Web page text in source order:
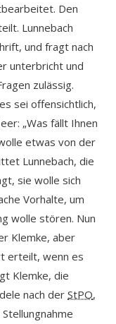
Den
Lunnebach
und fragt nach
unterbricht und
zulässig.
sei offensichtlich,
„Was fällt Ihnen
etwas von der
Lunnebach, die
sie wolle sich
Vorhalte, um
wolle stören. Nun
Klemke, aber
erteilt, wenn es
Klemke, die
nach der StPO,